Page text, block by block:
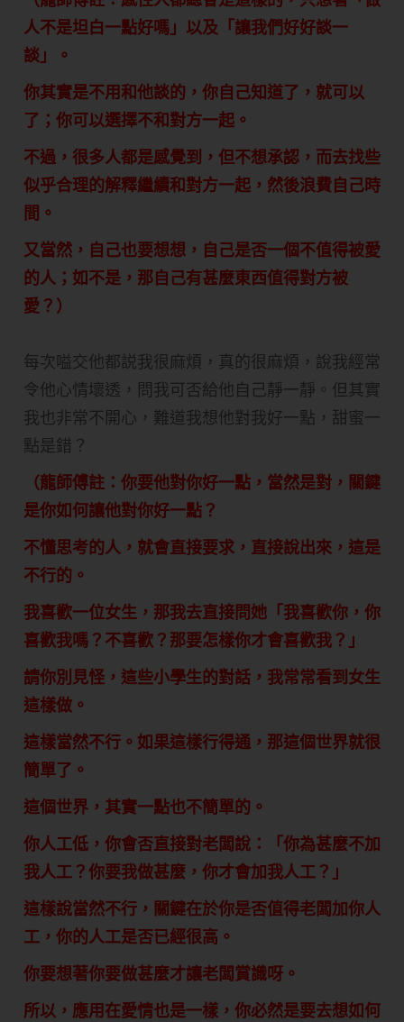
人不是坦白一點好嗎」以及「讓我們好好談一
談」。
你其實是不用和他談的，你自己知道了，就可以
了；你可以選擇不和對方一起。
不過，很多人都是感覺到，但不想承認，而去找些
似乎合理的解釋繼續和對方一起，然後浪費自己時
間。
又當然，自己也要想想，自己是否一個不值得被愛
的人；如不是，那自己有甚麼東西值得對方被
愛？）
每次嗌交他都説我很麻煩，真的很麻煩，說我經常
令他心情壞透，問我可否給他自己靜一靜。但其實
我也非常不開心，難道我想他對我好一點，甜蜜一
點是錯？
（龍師傅註：你要他對你好一點，當然是對，關鍵
是你如何讓他對你好一點？
不懂思考的人，就會直接要求，直接說出來，這是
不行的。
我喜歡一位女生，那我去直接問她「我喜歡你，你
喜歡我嗎？不喜歡？那要怎樣你才會喜歡我？」
請你別見怪，這些小學生的對話，我常常看到女生
這樣做。
這樣當然不行。如果這樣行得通，那這個世界就很
簡單了。
這個世界，其實一點也不簡單的。
你人工低，你會否直接對老闆說：「你為甚麼不加
我人工？你要我做甚麼，你才會加我人工？」
這樣說當然不行，關鍵在於你是否值得老闆加你人
工，你的人工是否已經很高。
你要想著你要做甚麼才讓老闆賞識呀。
所以，應用在愛情也是一樣，你必然是要去想如何